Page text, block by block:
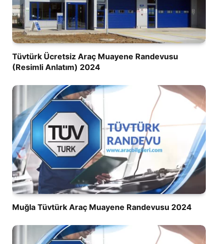
Tüvtürk Ücretsiz Araç Muayene Randevusu
(Resimli Anlatım) 2024
Muğla Tüvtürk Araç Muayene Randevusu 2024